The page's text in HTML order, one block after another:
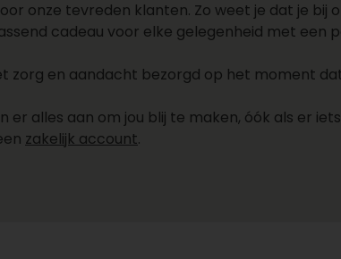
onze tevreden klanten. Zo weet je dat je bij
cadeau voor elke gelegenheid met een
zorg en aandacht bezorgd op het moment dat
er alles aan om jou blij te maken, óók als er
zakelijk account.